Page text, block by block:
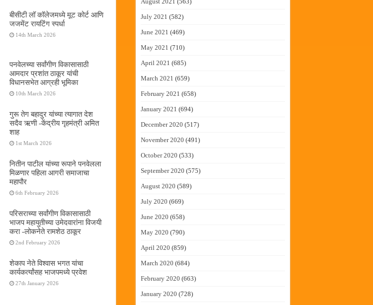
बीसीटी लॉ कॉलेजमध्ये मूट कोर्ट आणि
जजमेंट रायटिंग स्पर्धा
14th March 2026
पनवेलच्या सर्वांगीण विकासासाठी
आमदार प्रशांत ठाकूर यांची
विधानसभेत आग्रही भूमिका
10th March 2026
गुरू तेग बहादुर यांच्या त्यागात देश
सदैव ऋणी -केंद्रीय गृहमंत्री अमित
शाह
1st March 2026
नितीन पाटील यांच्या रूपाने पनवेलला
मिळणार पहिला आगरी समाजाचा
महापौर
6th February 2026
परिसराच्या सर्वांगीण विकासासाठी
भाजप महायुतीच्या उमेदवारांना विजयी
करा -लोकनेते रामशेठ ठाकूर
2nd February 2026
शेकाप नेते विश्वास भगत यांचा
कार्यकर्त्यांसह भाजपमध्ये प्रवेश
27th January 2026
July 2021 (582)
June 2021 (469)
May 2021 (710)
April 2021 (685)
March 2021 (659)
February 2021 (658)
January 2021 (694)
December 2020 (517)
November 2020 (491)
October 2020 (533)
September 2020 (575)
August 2020 (589)
July 2020 (669)
June 2020 (658)
May 2020 (790)
April 2020 (859)
March 2020 (684)
February 2020 (663)
January 2020 (728)